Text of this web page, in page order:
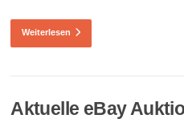
Weiterlesen
Aktuelle eBay